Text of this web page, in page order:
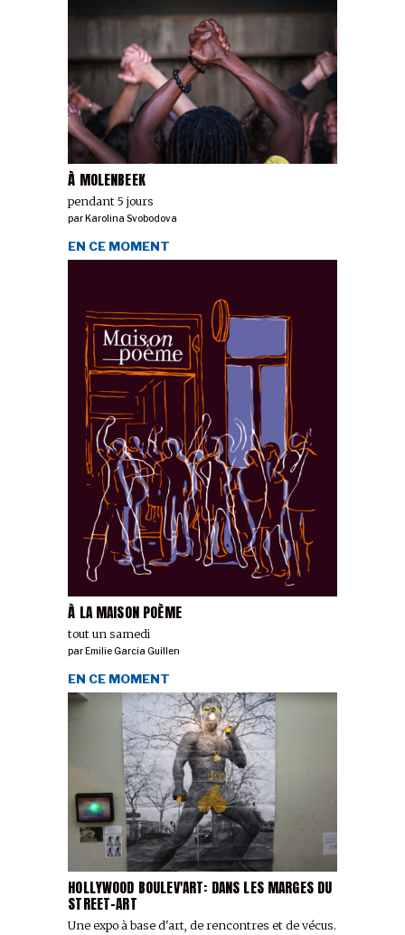
À MOLENBEEK
pendant 5 jours
parKarolina Svobodova
À LA MAISON POÈME
tout un samedi
EN CE MOMENT
parEmilie Garcia Guillen
HOLLYWOOD BOULEV'ART: DANS LES MARGES DU
STREET-ART
Une expo à base d'art, de rencontres et de vécus.
EN CE MOMENT